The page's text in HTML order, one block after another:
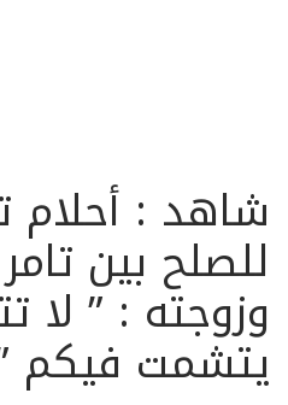
شاهد :
للصلح بين
وزوجته : ” لا
يتشمت فيكم